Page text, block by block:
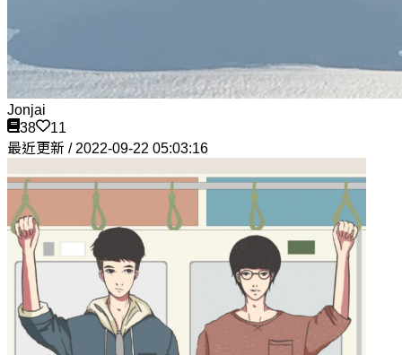
Jonjai
38
11
最近更新 / 2022-09-22 05:03:16